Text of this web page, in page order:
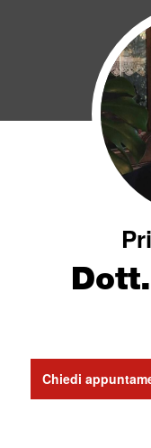
Chiedi